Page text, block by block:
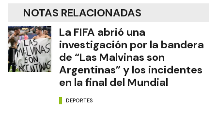
NOTAS RELACIONADAS
La FIFA abrió una
investigación por la bandera
de “Las Malvinas son
Argentinas” y los incidentes
en la final del Mundial
DEPORTES